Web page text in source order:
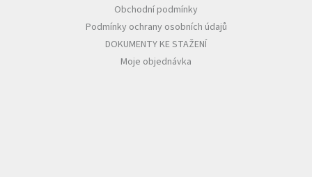
Obchodní podmínky
Podmínky ochrany osobních údajů
DOKUMENTY KE STAŽENÍ
Moje objednávka